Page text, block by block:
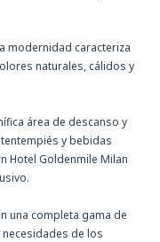
modernidad caracteriza
naturales, cálidos y
área de descanso y
y bebidas
Hotel Goldenmile Milan
una completa gama de
de los